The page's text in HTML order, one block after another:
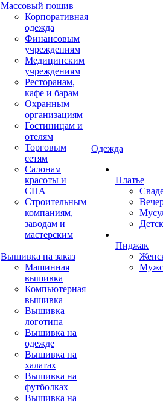
Массовый пошив
Корпоративная
одежда
Финансовым
учреждениям
Медицинским
учреждениям
Ресторанам,
кафе и барам
Охранным
организациям
Гостиницам и
отелям
Торговым
сетям
Салонам
красоты и
СПА
Строительным
компаниям,
заводам и
мастерским
Вышивка на заказ
Машинная
вышивка
Компьютерная
вышивка
Вышивка
логотипа
Вышивка на
одежде
Вышивка на
халатах
Вышивка на
футболках
Вышивка на
Одежда
Платье
Пиджак